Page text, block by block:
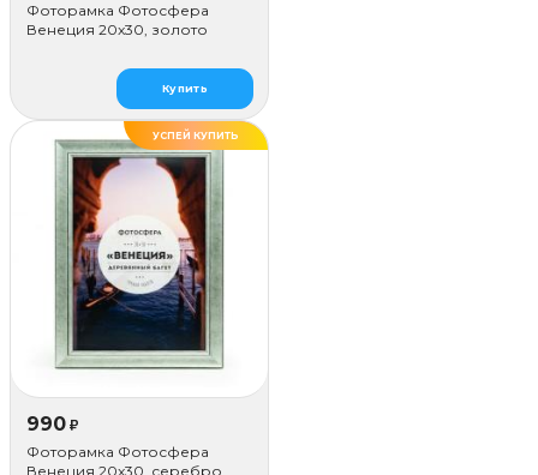
Фоторамка Фотосфера
Венеция 20x30, золото
Купить
УСПЕЙ КУПИТЬ
ДЕЛАЕМ САМИ
990 ₽
Фоторамка Фотосфера
Венеция 20x30, серебро